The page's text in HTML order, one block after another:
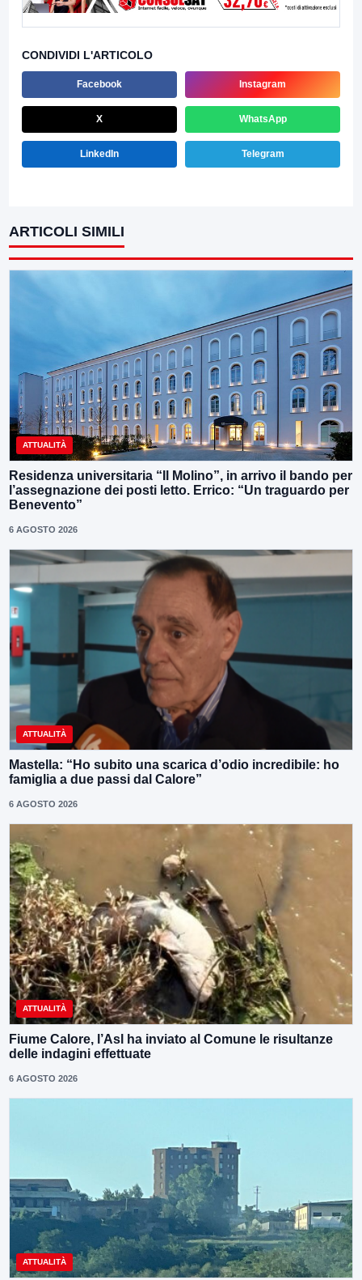
CONDIVIDI L'ARTICOLO
Facebook Instagram
X WhatsApp
LinkedIn Telegram
ARTICOLI SIMILI
ATTUALITÀ
Residenza universitaria “Il Molino”, in arrivo il bando per
l’assegnazione dei posti letto. Errico: “Un traguardo per
Benevento”
6 AGOSTO 2026
ATTUALITÀ
Mastella: “Ho subito una scarica d’odio incredibile: ho
famiglia a due passi dal Calore”
6 AGOSTO 2026
ATTUALITÀ
Fiume Calore, l’Asl ha inviato al Comune le risultanze
delle indagini effettuate
6 AGOSTO 2026
ATTUALITÀ